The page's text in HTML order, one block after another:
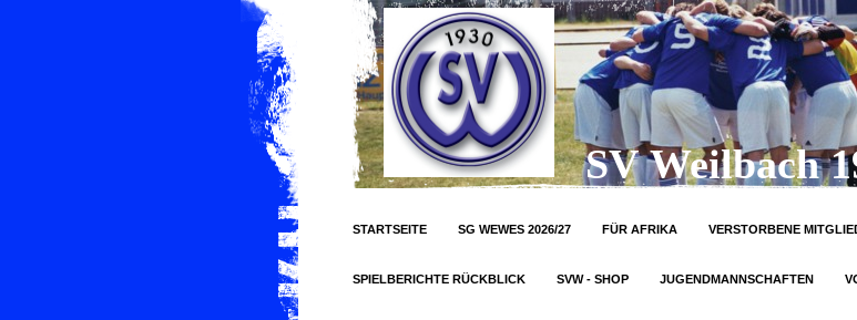
SV Weilbach
STARTSEITE SG WEWES 2026/27 FÜR AFRIKA VERSTORBENE
SPIELBERICHTE RÜCKBLICK SVW - SHOP JUGENDMANNSCHAFTEN